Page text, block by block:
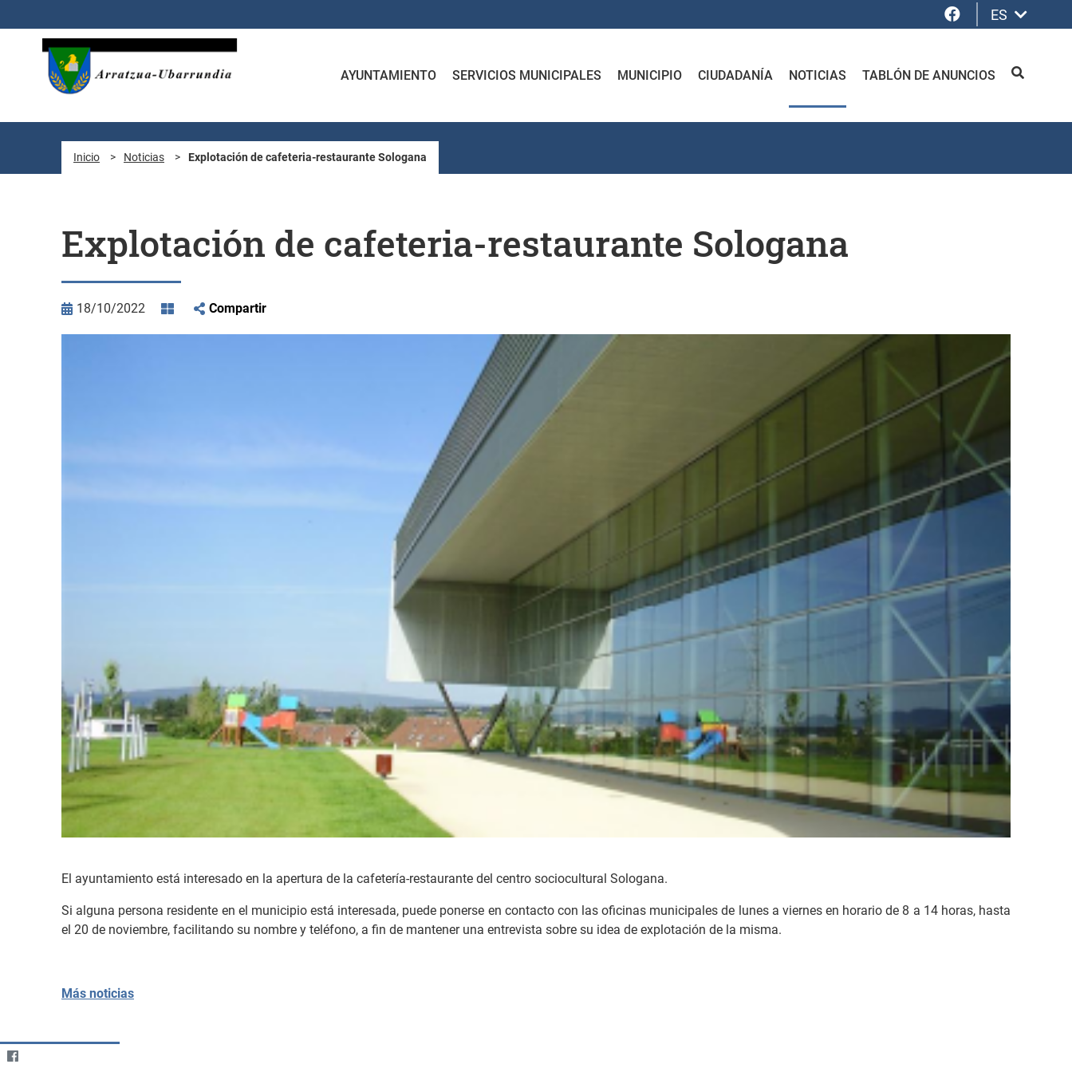
Facebook
ES
AYUNTAMIENTO SERVICIOS MUNICIPALES MUNICIPIO CIUDADANÍA NOTICIAS TABLÓN DE ANUNCIOS BUSCAR
Inicio > Noticias > Explotación de cafeteria-restaurante Sologana
Explotación de cafeteria-restaurante Sologana
18/10/2022 Compartir
El ayuntamiento está interesado en la apertura de la cafetería-restaurante del centro sociocultural Sologana.
Si alguna persona residente en el municipio está interesada, puede ponerse en contacto con las oficinas municipales de lunes a viernes en horario de 8 a 14 horas, hasta
el 20 de noviembre, facilitando su nombre y teléfono, a fin de mantener una entrevista sobre su idea de explotación de la misma.
Más noticias